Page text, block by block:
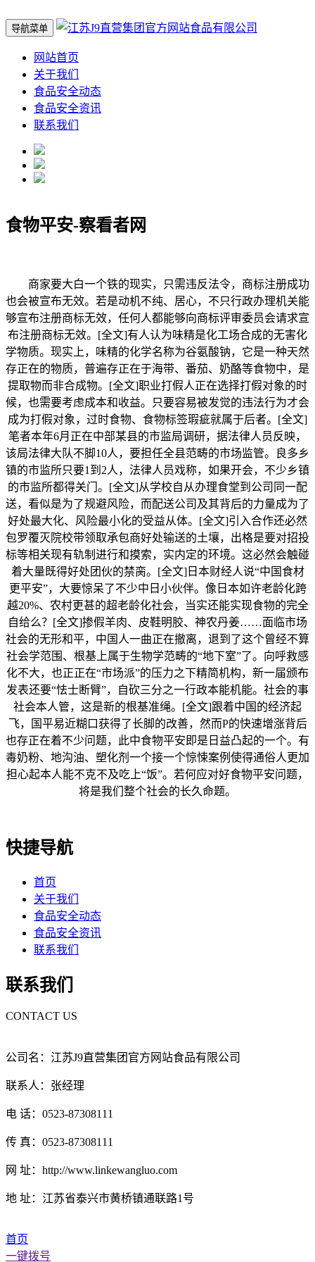
导航菜单
网站首页
关于我们
食品安全动态
食品安全资讯
联系我们
食物平安-察看者网
商家要大白一个铁的现实，只需违反法令，商标注册成功
也会被宣布无效。若是动机不纯、居心，不只行政办理机关能
够宣布注册商标无效，任何人都能够向商标评审委员会请求宣
布注册商标无效。[全文]有人认为味精是化工场合成的无害化
学物质。现实上，味精的化学名称为谷氨酸钠，它是一种天然
存正在的物质，普遍存正在于海带、番茄、奶酪等食物中，是
提取物而非合成物。[全文]职业打假人正在选择打假对象的时
候，也需要考虑成本和收益。只要容易被发觉的违法行为才会
成为打假对象，过时食物、食物标签瑕疵就属于后者。[全文]
笔者本年6月正在中部某县的市监局调研，据法律人员反映，
该局法律大队不脚10人，要担任全县范畴的市场监管。良多乡
镇的市监所只要1到2人，法律人员戏称，如果开会，不少乡镇
的市监所都得关门。[全文]从学校自从办理食堂到公司同一配
送，看似是为了规避风险，而配送公司及其背后的力量成为了
好处最大化、风险最小化的受益从体。[全文]引入合作还必然
包罗覆灭院校带领取承包商好处输送的土壤，出格是要对招投
标等相关现有轨制进行和摸索，实内定的环境。这必然会触碰
着大量既得好处团伙的禁脔。[全文]日本财经人说“中国食材
更平安”，大要惊呆了不少中日小伙伴。像日本如许老龄化跨
越20%、农村更甚的超老龄化社会，当实还能实现食物的完全
自给么？[全文]掺假羊肉、皮鞋明胶、神农丹姜……面临市场
社会的无形和平，中国人一曲正在撤离，退到了这个曾经不算
社会学范围、根基上属于生物学范畴的“地下室”了。向呼救感
化不大，也正正在“市场派”的压力之下精简机构，新一届颁布
发表还要“怯士断臂”，自砍三分之一行政本能机能。社会的事
社会本人管，这是新的根基准绳。[全文]跟着中国的经济起
飞，国平易近糊口获得了长脚的改善，然而P的快速增涨背后
也存正在着不少问题，此中食物平安即是日益凸起的一个。有
毒奶粉、地沟油、塑化剂一个接一个惊悚案例使得通俗人更加
担心起本人能不克不及吃上“饭”。若何应对好食物平安问题，
将是我们整个社会的长久命题。
快捷导航
首页
关于我们
食品安全动态
食品安全资讯
联系我们
联系我们
CONTACT US
公司名：江苏J9直营集团官方网站食品有限公司
联系人：张经理
电 话：0523-87308111
传 真：0523-87308111
网 址：http://www.linkewangluo.com
地 址：江苏省泰兴市黄桥镇通联路1号
首页
一键拨号